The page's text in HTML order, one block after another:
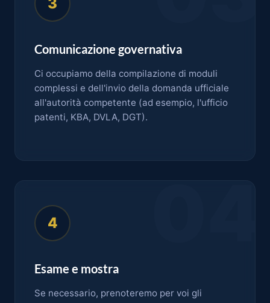
Comunicazione governativa
Ci occupiamo della compilazione di moduli
complessi e dell'invio della domanda ufficiale
all'autorità competente (ad esempio, l'ufficio
patenti, KBA, DVLA, DGT).
4
Esame e mostra
Se necessario, prenoteremo per voi gli